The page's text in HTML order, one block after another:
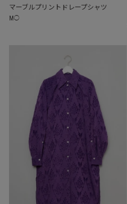
マーブルプリントドレープシャツ
M ◯